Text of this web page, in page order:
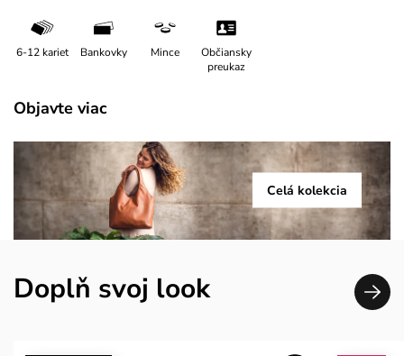
6-12 kariet Bankovky Mince
Občiansky
preukaz
Objavte viac
Celá kolekcia
Doplň svoj look